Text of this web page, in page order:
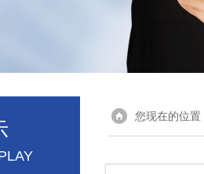
您现在的位置